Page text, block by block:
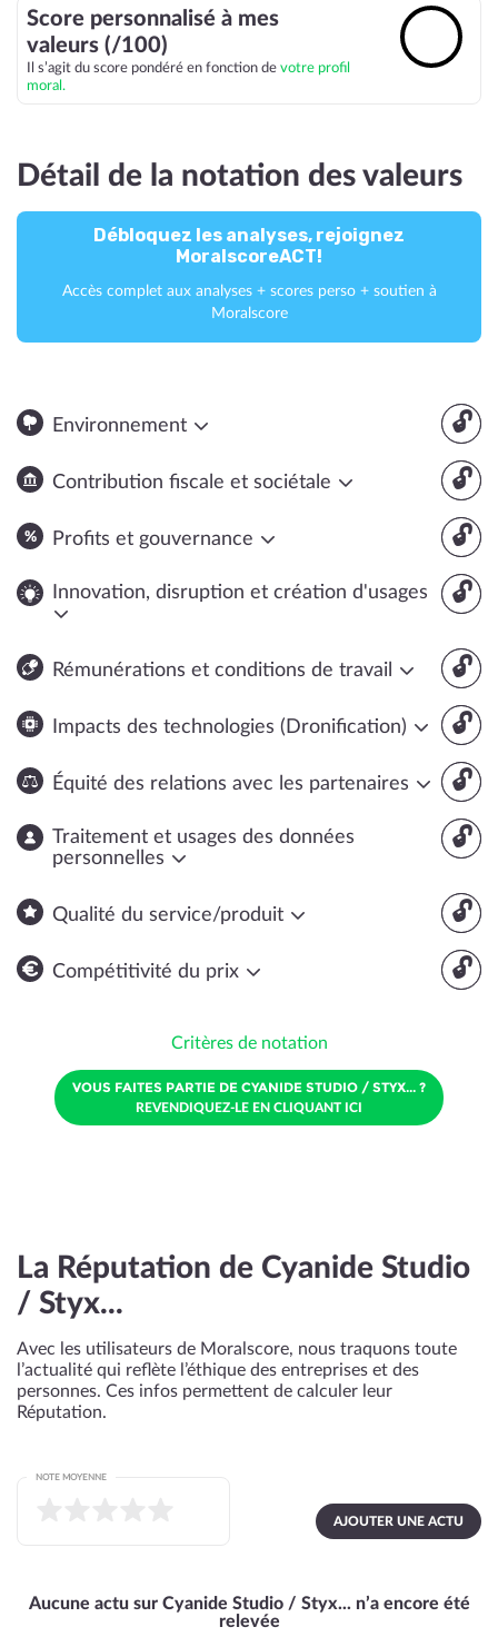
Score personnalisé à mes
valeurs (/100)
Il s’agit du score pondéré en fonction de votre profil
moral.
Détail de la notation des valeurs
Débloquez les analyses, rejoignez
MoralscoreACT!
Accès complet aux analyses + scores perso + soutien à
Moralscore
🔓
Environnement
🔓
Contribution fiscale et sociétale
🔓
Profits et gouvernance
🔓
Innovation, disruption et création d'usages
🔓
Rémunérations et conditions de travail
🔓
Impacts des technologies (Dronification)
🔓
Équité des relations avec les partenaires
🔓
Traitement et usages des données
personnelles
🔓
Qualité du service/produit
🔓
Compétitivité du prix
Critères de notation
VOUS FAITES PARTIE DE CYANIDE STUDIO / STYX... ?
REVENDIQUEZ-LE EN CLIQUANT ICI
La Réputation de Cyanide Studio
/ Styx...
Avec les utilisateurs de Moralscore, nous traquons toute
l’actualité qui reflète l’éthique des entreprises et des
personnes. Ces infos permettent de calculer leur
Réputation.
AJOUTER UNE ACTU
NOTE MOYENNE
Aucune actu sur Cyanide Studio / Styx... n’a encore été
relevée